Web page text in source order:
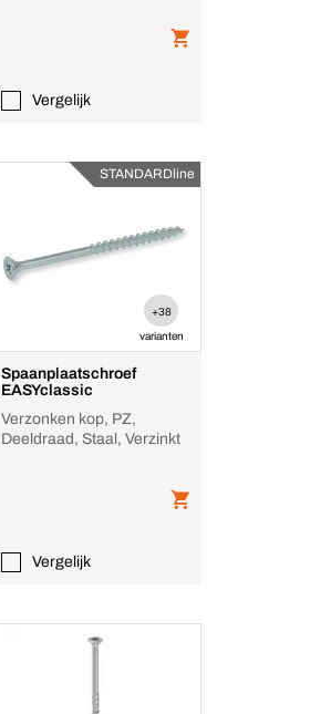
Vergelijk
STANDARDline
+38
varianten
Spaanplaatschroef
EASYclassic
Verzonken kop, PZ,
Deeldraad, Staal, Verzinkt
Vergelijk